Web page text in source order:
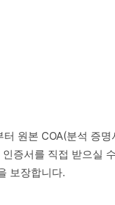
터 원본 COA(분석 증
증서를 직접 받으실
보장합니다.